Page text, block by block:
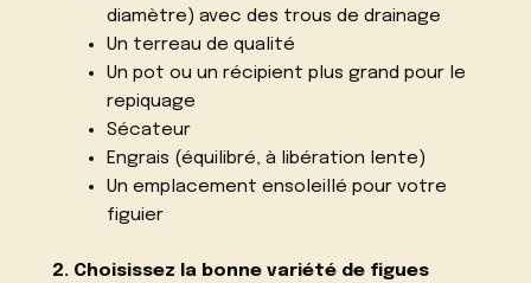
diamètre) avec des trous de drainage
Un terreau de qualité
Un pot ou un récipient plus grand pour le
repiquage
Sécateur
Engrais (équilibré, à libération lente)
Un emplacement ensoleillé pour votre
figuier
2. Choisissez la bonne variété de figues